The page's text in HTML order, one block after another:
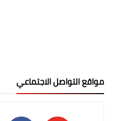
مواقع التواصل الاجتماعي